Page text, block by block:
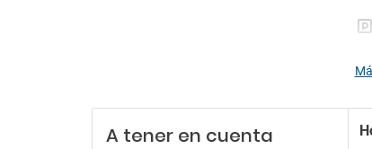
A tener en cuenta